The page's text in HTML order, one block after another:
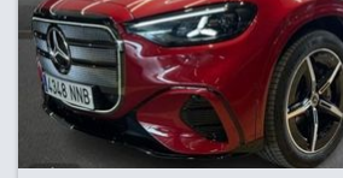
que solo se
que
pero no se